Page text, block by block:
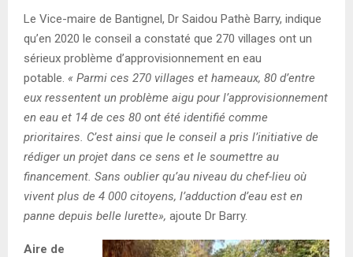
Le Vice-maire de Bantignel, Dr Saidou Pathè Barry, indique
qu’en 2020 le conseil a constaté que 270 villages ont un
sérieux problème d’approvisionnement en eau
potable. « Parmi ces 270 villages et hameaux, 80 d’entre
eux ressentent un problème aigu pour l’approvisionnement
en eau et 14 de ces 80 ont été identifié comme
prioritaires. C’est ainsi que le conseil a pris l’initiative de
rédiger un projet dans ce sens et le soumettre au
financement. Sans oublier qu’au niveau du chef-lieu où
vivent plus de 4 000 citoyens, l’adduction d’eau est en
panne depuis belle lurette», ajoute Dr Barry.
Aire de